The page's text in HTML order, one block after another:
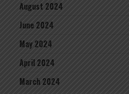
August 2024
June 2024
May 2024
April 2024
March 2024